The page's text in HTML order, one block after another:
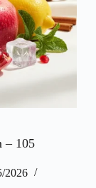
– 105
2026